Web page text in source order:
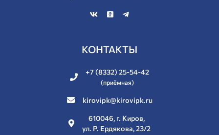
КОНТАКТЫ
+7 (8332) 25-54-42
(приёмная)
kirovipk@kirovipk.ru
610046, г. Киров,
ул. Р. Ердякова, 23/2